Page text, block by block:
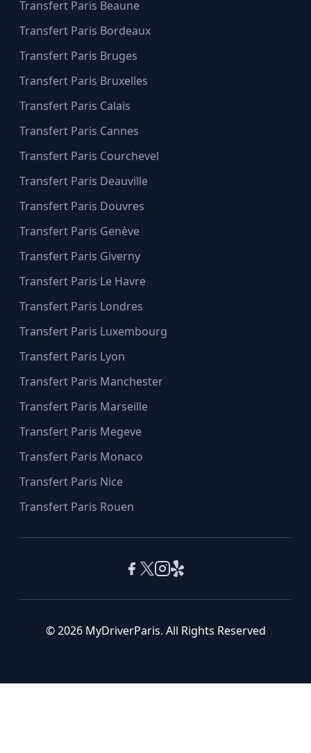
Transfert Paris Beaune
Transfert Paris Bordeaux
Transfert Paris Bruges
Transfert Paris Bruxelles
Transfert Paris Calais
Transfert Paris Cannes
Transfert Paris Courchevel
Transfert Paris Deauville
Transfert Paris Douvres
Transfert Paris Genève
Transfert Paris Giverny
Transfert Paris Le Havre
Transfert Paris Londres
Transfert Paris Luxembourg
Transfert Paris Lyon
Transfert Paris Manchester
Transfert Paris Marseille
Transfert Paris Megeve
Transfert Paris Monaco
Transfert Paris Nice
Transfert Paris Rouen
© 2026 MyDriverParis. All Rights Reserved